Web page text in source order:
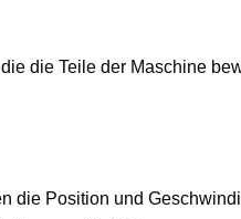
die Teile der Maschine
die Position und